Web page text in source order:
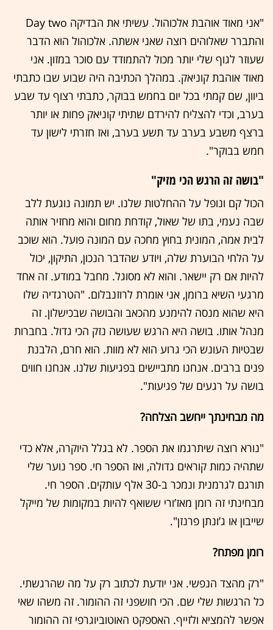
"אני מאוד אוהבת אלכוהול. עשיתי את הבדיקה Day two
והתברר שאלוהים רוצה שאני אשתה. אלכוהול הוא הדבר
שעוזר לגוף שלי יותר מכול להתמודד עם סוכר במזון. אני
מאוד אוהבת קוניאק. במהלך הכתיבה היה שבוע שבו כתבתי
ביוון, שם קמתי בכל יום בחמש בבוקר, כתבתי רצוף עד שבע
בערב, וכדי להצליח להירדם שתיתי קוניאק פחות או יותר
ברצף משבע בערב עד תשע בערב, ואז חזרתי לישון עד
חמש בבוקר".
"בושה זה הרגש הכי מזיק"
הכול קם ונופל על ההחלטות שלנו. יש תמונה נוגעת ללב
שבה נעמי, בתו של שאול, קודחת מחום והוא מחזיר אותה
לבית אמה, המונית בחוץ מחכה עם המונה פועל. הוא שוכב
על הלחי הבוערת שלה, ויודע שהדבר הנכון, התיקון, יכול
להיות אם רק יישאר. והוא לא מסוגל. מחבל במודע. זה אחד
מרגעי השיא ברומן, אני אומרת לרוזנבלום. "הטרגדיה שלו
היא שהוא מנסה להימנע מהכאב והבושה שבכישלון. זה
מנהל אותו. בושה היא הרגש שעושה נזק הכי גדול. בחברות
שבטיות העונש הכי גרוע הוא לא מוות. הוא חרם, הלבנת
פנים ברבים. אנחנו מתביישים בפגיעות שלנו. אנחנו חווים
בושה על רגעים של פגיעות".
מה מבחינתך ייחשב הצלחה?
"נורא רוצה שיתרגמו את הספר. לא בגלל היוקרה, אלא כדי
שתהיה כמות קוראים גדולה, ואז הספר חי. ספר נוער שלי
תורגם לגרמנית ונמכר ב-30 אלף עותקים. הספר חי.
מבחינתי זה רומן מאז’ורי ששואף להיות במקומות של מייקל
שייבון או ג’ונתן פרנזן".
רומן מפתח?
"רק מהצד הנפשי. אני יודעת לכתוב רק על מה שהרגשתי.
כל הרגשות שלי שם. הכי חושפני זה ההומור. זה משהו שאי
אפשר להמציא ולזייף. האספקט האוטוביוגרפי זה ההומור